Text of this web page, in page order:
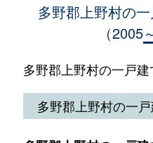
多野郡上野村の
（2005
多野郡上野村の一戸建
多野郡上野村の一